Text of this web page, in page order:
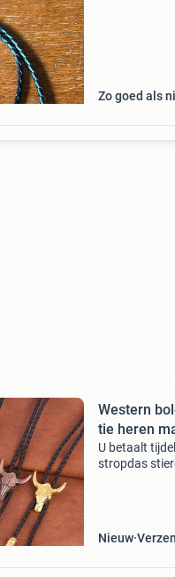
Zo goed als
Western
tie heren
U betaalt
stropdas
Nieuw